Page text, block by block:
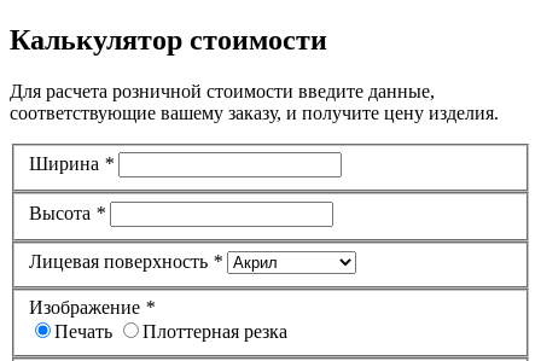
Калькулятор стоимости
Для расчета розничной стоимости введите данные,
соответствующие вашему заказу, и получите цену изделия.
Ширина *
Высота *
Лицевая поверхность *
Изображение *
Печать
Плоттерная резка